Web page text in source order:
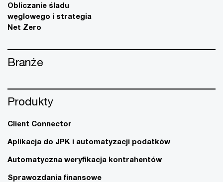
Obliczanie śladu
węglowego i strategia
Net Zero
Branże
Produkty
Client Connector
Aplikacja do JPK i automatyzacji podatków
Automatyczna weryfikacja kontrahentów
Sprawozdania finansowe